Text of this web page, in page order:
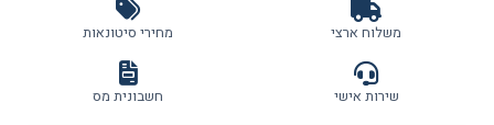
משלוח ארצי מחירי סיטונאות
שירות אישי חשבונית מס